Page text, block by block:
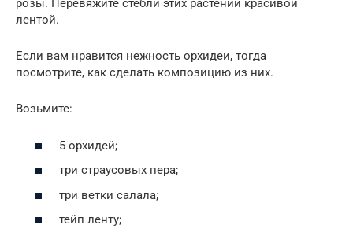
розы. Перевяжите стебли этих растений красивой
лентой.
Если вам нравится нежность орхидеи, тогда
посмотрите, как сделать композицию из них.
Возьмите:
5 орхидей;
три страусовых пера;
три ветки салала;
тейп ленту;